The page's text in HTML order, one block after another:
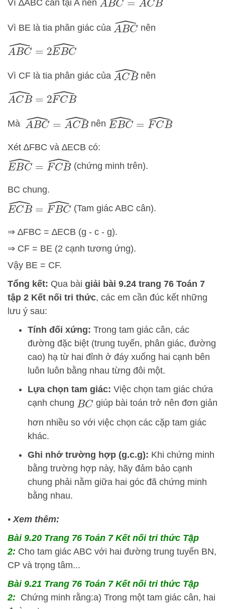
Vì ∆ABC cân tại A nên
Vì BE là tia phân giác của A BC^
nên
A BC^ =2EBC^
Vì CF là tia phân giác của ACB^
nên
ACB^ =2FCB^
Mà A BC^ =ACB^ nên EBC^=FCB^
Xét ∆FBC và ∆ECB có:
EBC^ =FCB^(chứng minh trên).
BC chung.
ECB^ =FBC^(Tam giác ABC cân).
⇒ ∆FBC = ∆ECB (g - c - g).
⇒ CF = BE (2 cạnh tương ứng).
Vậy BE = CF.
Tổng kết: Qua bài giải bài 9.24 trang 76 Toán 7
tập 2 Kết nối tri thức, các em cần đúc kết những
lưu ý sau:
Tính đối xứng: Trong tam giác cân, các
đường đặc biệt (trung tuyến, phân giác, đường
cao) hạ từ hai đỉnh ở đáy xuống hai cạnh bên
luôn luôn bằng nhau từng đôi một.
Lựa chọn tam giác: Việc chọn tam giác chứa
cạnh chung BCgiúp bài toán trở nên đơn giản
hơn nhiều so với việc chọn các cặp tam giác
khác.
Ghi nhớ trường hợp (g.c.g): Khi chứng minh
bằng trường hợp này, hãy đảm bảo cạnh
chung phải nằm giữa hai góc đã chứng minh
bằng nhau.
•Xem thêm:
Bài 9.20 Trang 76 Toán 7 Kết nối tri thức Tập
2: Cho tam giác ABC với hai đường trung tuyến BN,
CP và trọng tâm...
Bài 9.21 Trang 76 Toán 7 Kết nối tri thức Tập
2: Chứng minh rằng:a) Trong một tam giác cân, hai